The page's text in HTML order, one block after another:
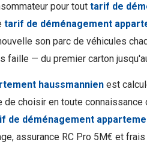
pour tout tarif de
tarif de déménagement
son parc de véhicules
faille — du premier carton
haussmannien est
choisir en toute
de déménagement
assurance RC Pro 5M€ et